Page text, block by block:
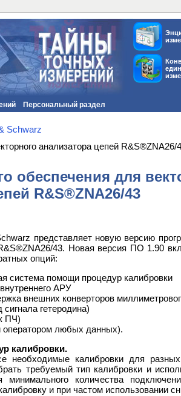
Персональный раздел
Schwarz
анализатора цепей R&S®ZNA26/
обеспечения для
R&S®ZNA26/43
представляет новую версию
43. Новая версия ПО 1.90
опций:
система помощи процедур калибровки
АРУ
внешних конверторов
гетеродина)
ПЧ)
оператором любых данных).
калибровки.
необходимые калибровки для
требуемый тип калибровки и
минимального количества
и при частом использовании